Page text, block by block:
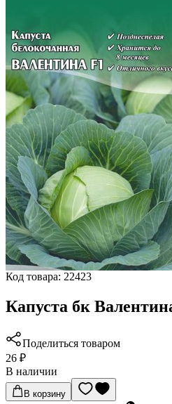
Код товара: 22423
Капуста бк
Поделиться товаром
26 ₽
В наличии
В корзину